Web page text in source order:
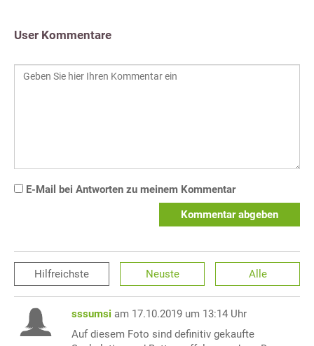
User Kommentare
E-Mail bei Antworten zu meinem Kommentar
Kommentar abgeben
Hilfreichste Neuste Alle
sssumsi am 17.10.2019 um 13:14 Uhr
Auf diesem Foto sind definitiv gekaufte